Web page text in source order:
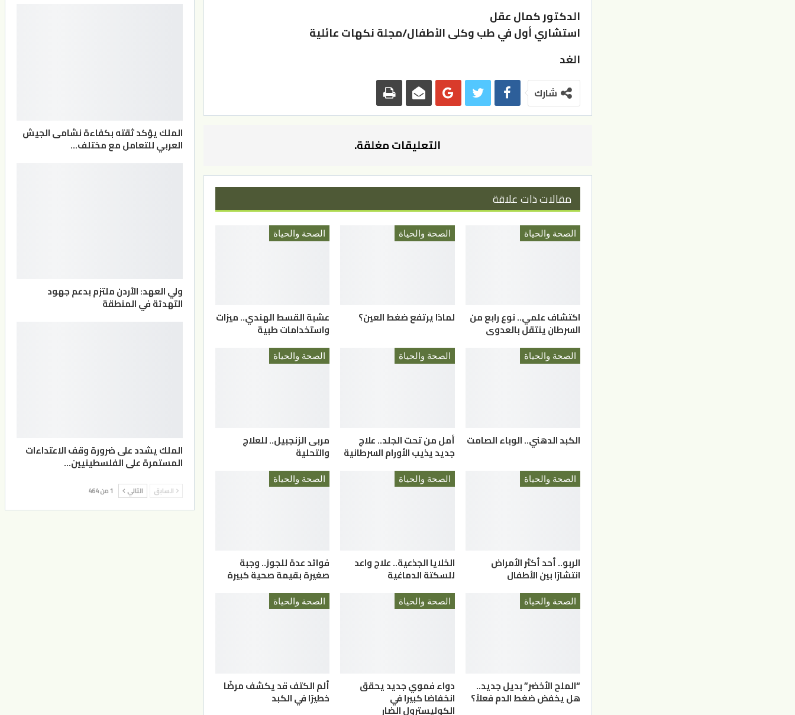
الدكتور كمال عقل
استشاري أول في طب وكلى الأطفال/مجلة نكهات عائلية
الغد
شارك
التعليقات مغلقة.
مقالات ذات علاقة
الصحة والحياة
اكتشاف علمي.. نوع رابع من
السرطان ينتقل بالعدوى
الصحة والحياة
لماذا يرتفع ضغط العين؟
الصحة والحياة
عشبة القسط الهندي.. ميزات
واستخدامات طبية
الصحة والحياة
الكبد الدهني.. الوباء الصامت
الصحة والحياة
أمل من تحت الجلد.. علاج
جديد يذيب الأورام السرطانية
الصحة والحياة
مربى الزنجبيل.. للعلاج
والتحلية
الصحة والحياة
الربو.. أحد أكثر الأمراض
انتشارًا بين الأطفال
الصحة والحياة
الخلايا الجذعية.. علاج واعد
للسكتة الدماغية
الصحة والحياة
فوائد عدة للجوز.. وجبة
صغيرة بقيمة صحية كبيرة
الصحة والحياة
“الملح الأخضر” بديل جديد..
هل يخفض ضغط الدم فعلاً؟
الصحة والحياة
دواء فموي جديد يحقق
انخفاضا كبيرا في
الكوليسترول الضار
الصحة والحياة
ألم الكتف قد يكشف مرضًا
خطيرًا في الكبد
الملك يؤكد ثقته بكفاءة نشامى الجيش
العربي للتعامل مع مختلف…
ولي العهد: الأردن ملتزم بدعم جهود
التهدئة في المنطقة
الملك يشدد على ضرورة وقف الاعتداءات
المستمرة على الفلسطينيين…
السابق التالي 1 من 464